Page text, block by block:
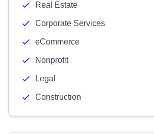
Real Estate
Corporate Services
eCommerce
Nonprofit
Legal
Construction